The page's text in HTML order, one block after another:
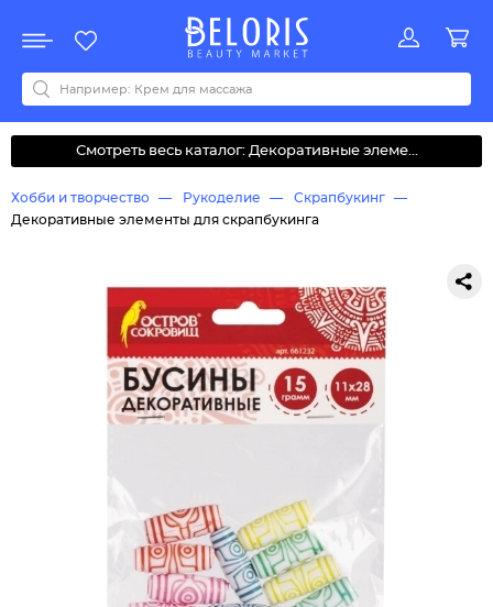
Акции
Все бренды
0-9ABCDEFGHIJKLMNOPQRSTUVWYZАБВДЗИМОКЛНПРСТУФ
Смотреть весь каталог: Декоративные элеме...
Хобби и творчество Рукоделие
Скрапбукинг
Декоративные элементы для скрапбукинга